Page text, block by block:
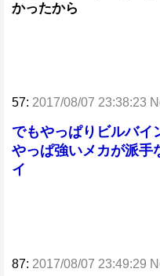
かったから
57: 2017/08/07 23:38:23
でもやっぱりビルバイ
やっぱ強いメカが派手
イ
87: 2017/08/07 23:49:29